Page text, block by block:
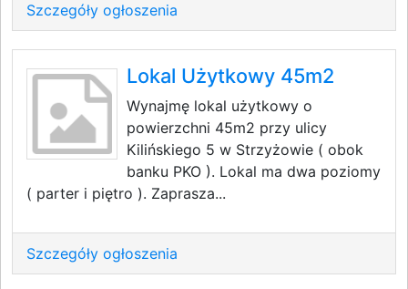
Szczegóły ogłoszenia
Lokal Użytkowy 45m2
Wynajmę lokal użytkowy o
powierzchni 45m2 przy ulicy
Kilińskiego 5 w Strzyżowie ( obok
banku PKO ). Lokal ma dwa poziomy
( parter i piętro ). Zaprasza...
Szczegóły ogłoszenia